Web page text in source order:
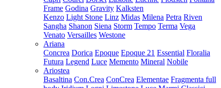
Frame Godina Gravity Kalksten
Kenzo Light Stone Linz Midas Milena Petra Riven
Sangha Shanon Siena Storm Tempo Terma Vega
Venato Versailles Westone
Ariana
Concrea Dorica Epoque Epoque 21 Essential Floralia
Futura Legend Luce Memento Mineral Nobile
Ariostea
Basaltina Con.Crea ConCrea Elementae Fragmenta full